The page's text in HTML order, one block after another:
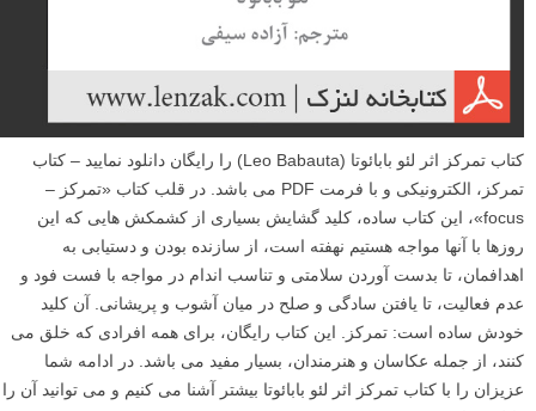
کتاب تمرکز اثر لئو بابائوتا (Leo Babauta) را رایگان دانلود نمایید – کتاب
تمرکز، الکترونیکی و با فرمت PDF می باشد. در قلب کتاب «تمرکز –
focus»، این کتاب ساده، کلید گشایش بسیاری از کشمکش هایی که این
روزها با آنها مواجه هستیم نهفته است، از سازنده بودن و دستیابی به
اهدافمان، تا بدست آوردن سلامتی و تناسب اندام در مواجه با فست فود و
عدم فعالیت، تا یافتن سادگی و صلح در میان آشوب و پریشانی. آن کلید
خودش ساده است: تمرکز. این کتاب رایگان، برای همه افرادی که خلق می
کنند، از جمله عکاسان و هنرمندان، بسیار مفید می باشد. در ادامه شما
عزیزان را با کتاب تمرکز اثر لئو بابائوتا بیشتر آشنا می کنیم و می توانید آن را